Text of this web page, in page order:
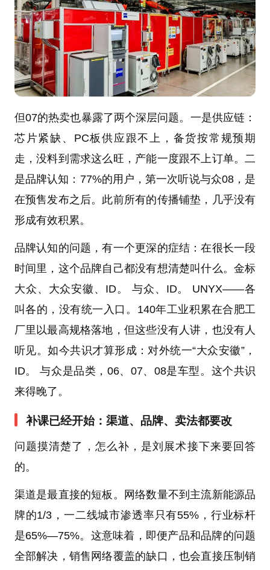
但07的热卖也暴露了两个深层问题。一是供应链：
芯片紧缺、PC板供应跟不上，备货按常规预期
走，没料到需求这么旺，产能一度跟不上订单。二
是品牌认知：77%的用户，第一次听说与众08，是
在预售发布之后。此前所有的传播铺垫，几乎没有
形成有效积累。
品牌认知的问题，有一个更深的症结：在很长一段
时间里，这个品牌自己都没有想清楚叫什么。金标
大众、大众安徽、ID。 与众、ID。 UNYX——各
叫各的，没有统一入口。140年工业积累在合肥工
厂里以最高规格落地，但这些没有人讲，也没有人
听见。如今共识才算形成：对外统一“大众安徽”，
ID。 与众是品类，06、07、08是车型。这个共识
来得晚了。
补课已经开始：渠道、品牌、卖法都要改
问题摸清楚了，怎么补，是刘展术接下来要回答
的。
渠道是最直接的短板。网络数量不到主流新能源品
牌的1/3，一二线城市渗透率只有55%，行业标杆
是65%—75%。这意味着，即便产品和品牌的问题
全部解决，销售网络覆盖的缺口，也会直接压制销